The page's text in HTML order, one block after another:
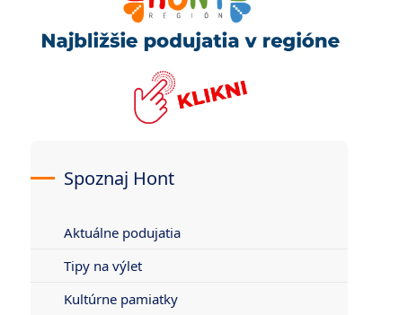
Spoznaj Hont
Aktuálne podujatia
Tipy na výlet
Kultúrne pamiatky